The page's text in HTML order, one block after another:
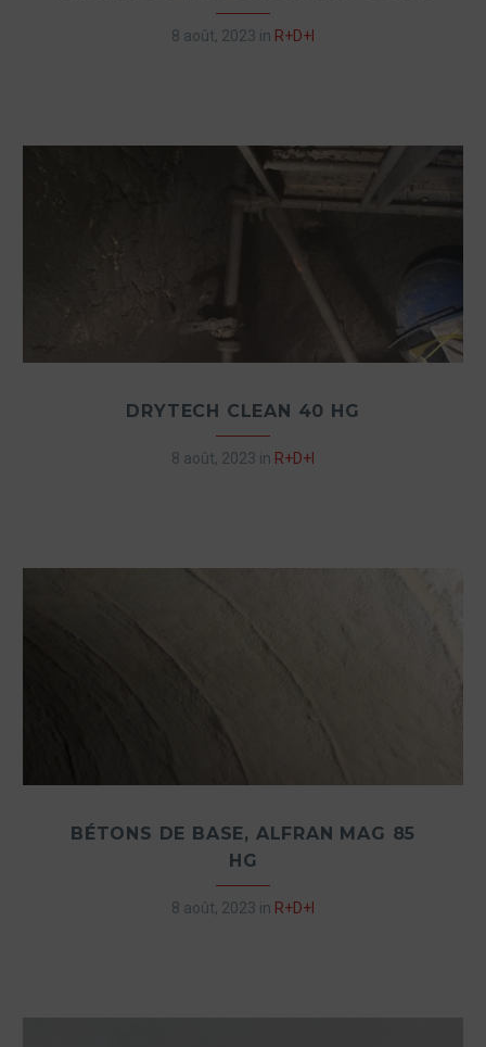
8 août, 2023 in R+D+I
DRYTECH CLEAN 40 HG
8 août, 2023 in R+D+I
BÉTONS DE BASE, ALFRAN MAG 85
HG
8 août, 2023 in R+D+I